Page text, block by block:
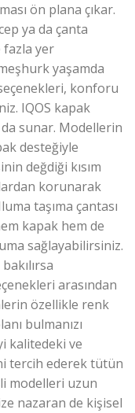
ön plana çıkar.
ya da çanta
fazla yer
yaşamda
konforu
IQOS kapak
da sunar. Modellerin
desteğiyle
değdiği kısım
korunarak
taşıma çantası
kapak hem de
sağlayabilirsiniz.
arasından
özellikle renk
bulmanızı
kalitedeki ve
tercih ederek tütün
modelleri uzun
nazaran de kişisel